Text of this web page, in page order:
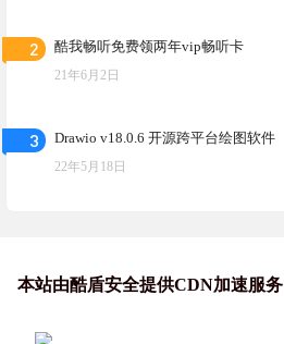
2 酷我畅听免费领两年vip畅听卡
21年6月2日
3 Drawio v18.0.6 开源跨平台绘图软件
22年5月18日
本站由酷盾安全提供CDN加速服务